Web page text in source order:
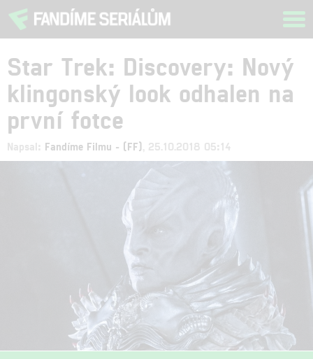
Star Trek: Discovery: Nový
klingonský look odhalen na
první fotce
Napsal: Fandíme Filmu - (FF) , 25.10.2018 05:14